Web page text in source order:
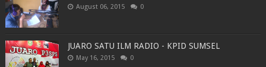
August 06, 2015 0
JUARO SATU ILM RADIO - KPID SUMSEL
May 16, 2015 0